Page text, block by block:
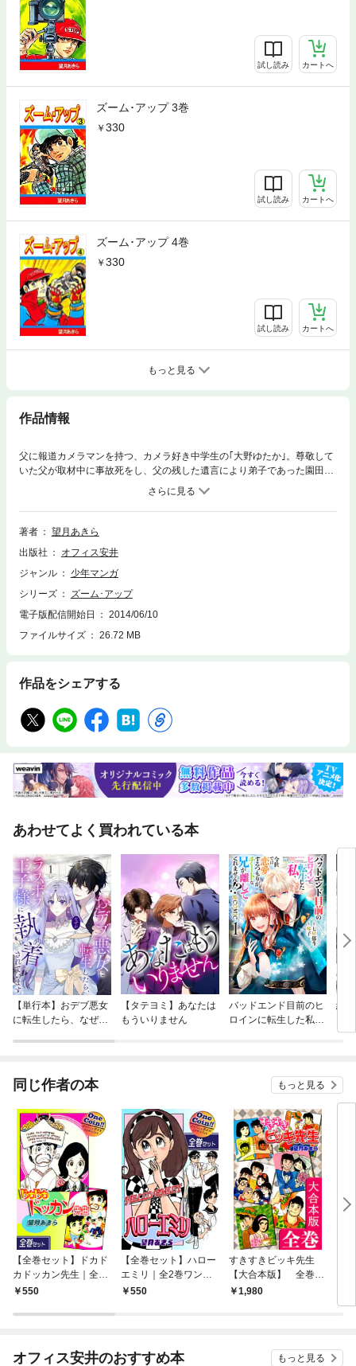
試し読み カートへ
ズーム･アップ 3巻
330
試し読み カートへ
ズーム･アップ 4巻
330
試し読み カートへ
もっと見る
作品情報
父に報道カメラマンを持つ、カメラ好き中学生の｢大野ゆたか｣。尊敬して
いた父が取材中に事故死をし、父の残した遺言により弟子であった園田カ
メラマンがゆたかを一人前のカメラマンに育てるべく実践指導する物語。
カメラをテーマにした笑いと感動の青春コミック、ついに完結。
著者
望月あきら
出版社
オフィス安井
ジャンル
少年マンガ
シリーズ
ズーム･アップ
電子版配信開始日
2014/06/10
ファイルサイズ
26.72 MB
作品をシェアする
あわせてよく買われている本
【単行本】おデブ悪女
に転生したら、なぜか
【タテヨミ】あなたは
もういりません
バッドエンド目前のヒ
ロインに転生した私、
結
同じ作者の本 もっと見る
【全巻セット】ドカド
カドッカン先生｜全2
巻ワンコイン！！
550
【全巻セット】ハロー
エミリ｜全2巻ワンコ
イン！！
550
すきすきビッキ先生
【大合本版】 全巻収
録1,980
オフィス安井のおすすめ本 もっと見る